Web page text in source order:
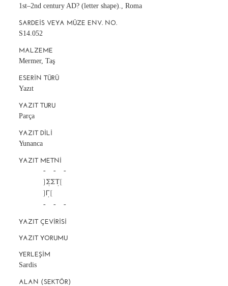
1st–2nd century AD? (letter shape)., Roma
SARDEIS VEYA MÜZE ENV. NO.
S14.052
MALZEME
Mermer, Taş
ESERIN TÜRÜ
Yazıt
YAZIT TURU
Parça
YAZIT DILI
Yunanca
YAZIT METNI
		-     -     -
		-     -     -
YAZIT ÇEVIRISI
YAZIT YORUMU
YERLEŞIM
Sardis
ALAN (SEKTÖR)